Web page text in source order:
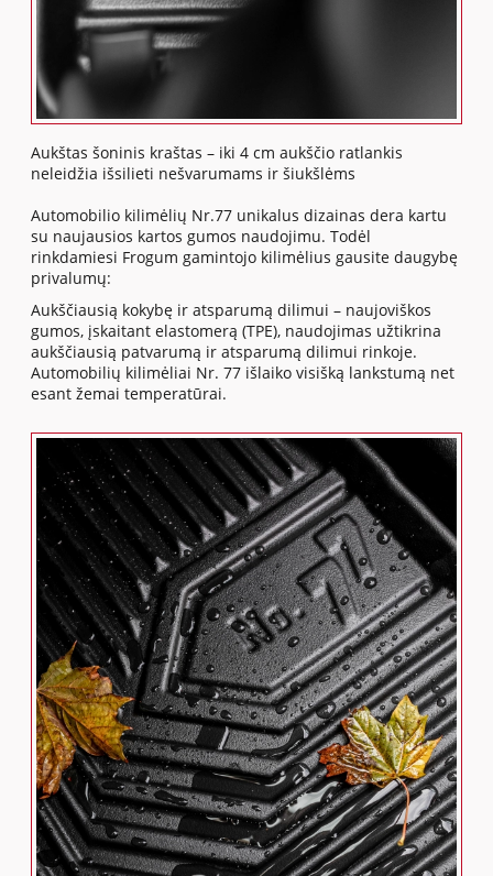
Aukštas šoninis kraštas – iki 4 cm aukščio ratlankis
neleidžia išsilieti nešvarumams ir šiukšlėms
Automobilio kilimėlių Nr.77 unikalus dizainas dera kartu
su naujausios kartos gumos naudojimu. Todėl
rinkdamiesi Frogum gamintojo kilimėlius gausite daugybę
privalumų:
Aukščiausią kokybę ir atsparumą dilimui – naujoviškos
gumos, įskaitant elastomerą (TPE), naudojimas užtikrina
aukščiausią patvarumą ir atsparumą dilimui rinkoje.
Automobilių kilimėliai Nr. 77 išlaiko visišką lankstumą net
esant žemai temperatūrai.